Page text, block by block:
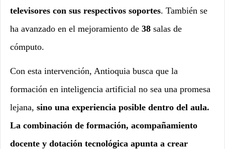
televisores con sus respectivos soportes. También se
ha avanzado en el mejoramiento de 38 salas de
cómputo.
Con esta intervención, Antioquia busca que la
formación en inteligencia artificial no sea una promesa
lejana, sino una experiencia posible dentro del aula.
La combinación de formación, acompañamiento
docente y dotación tecnológica apunta a crear